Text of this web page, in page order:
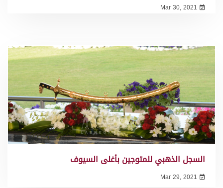
Mar 30, 2021
السجل الذهبي للمتوجين بأغلى السيوف
Mar 29, 2021